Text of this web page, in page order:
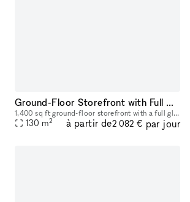
Ground-Floor Storefront with Full Glass Front — Pop-Ups, Events, Activations | Chinatown/LES
1,400 sq ft ground-floor storefront with a full glass front on Grand Street in the heart of Chinatown/LES, steps from Dime Square. 12–14 ft ceilings. Track lighting and recessed lighting installed. A
130 m2 à partir de2 082 € par jour